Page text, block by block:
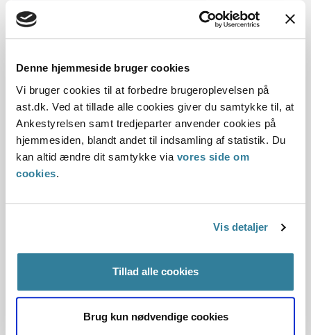
Denne hjemmeside bruger cookies
Vi bruger cookies til at forbedre brugeroplevelsen på
ast.dk. Ved at tillade alle cookies giver du samtykke til, at
Ankestyrelsen samt tredjeparter anvender cookies på
hjemmesiden, blandt andet til indsamling af statistik. Du
kan altid ændre dit samtykke via vores side om
cookies.
Vis detaljer
Tillad alle cookies
Brug kun nødvendige cookies
Udlejning/udlån af lokaler
Aalborg Kommune kunne lovligt give Aalborg Universitet
Gigantium.
Borgmesters medvirken i en video
fra en frisørsalon
06-09-2018
Kommunal støtte til erhvervsvirksomhed
Ankestyrelsen
Det var ulovlig støtte til en frisørsalon, at en borgmester var
Aktindsigt i købesummen for en
grund